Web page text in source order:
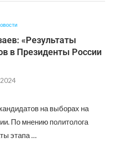
«Результаты
в Президенты России
на выборах на
По мнению политолога
этапа …